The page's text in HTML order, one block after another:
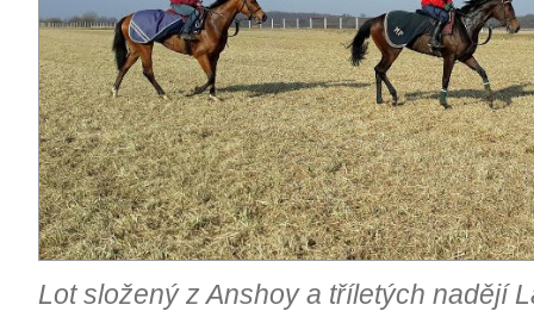
Lot složený z Anshoy a tříletých nadějí